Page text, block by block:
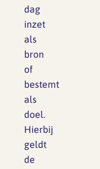
dag
inzet
als
bron
of
bestemt
als
doel.
Hierbij
geldt
de